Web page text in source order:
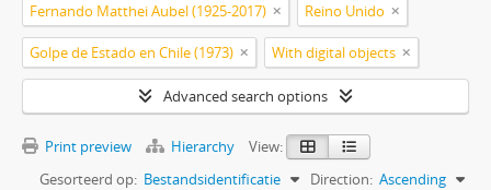
Fernando Matthei Aubel (1925-2017) Reino Unido
Golpe de Estado en Chile (1973) With digital objects
Advanced search options
Print preview Hierarchy
View:
Gesorteerd op: Bestandsidentificatie Direction: Ascending